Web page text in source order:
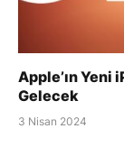
Apple’ın Yeni
Gelecek
3 Nisan 2024